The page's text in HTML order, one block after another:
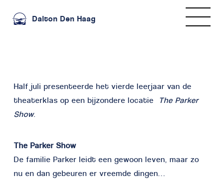
Dalton Den Haag
Half juli presenteerde het vierde leerjaar van de
theaterklas op een bijzondere locatie
The Parker
Show.
The Parker Show
De familie Parker leidt een gewoon leven, maar zo
nu en dan gebeuren er vreemde dingen…